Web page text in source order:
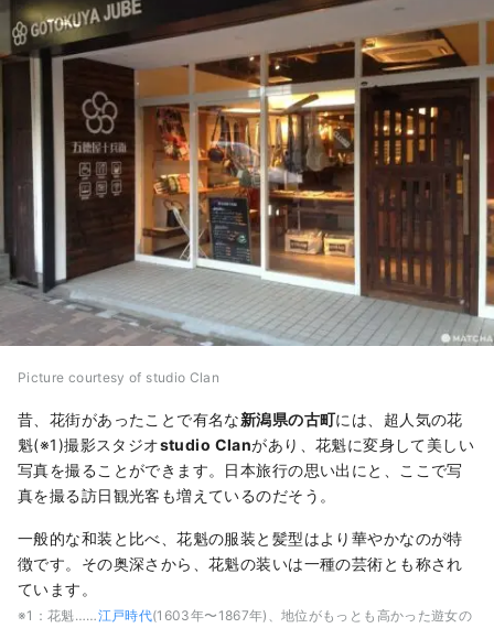
Picture courtesy of studio Clan
昔、花街があったことで有名な新潟県の古町には、超人気の花
魁(※1)撮影スタジオstudio Clanがあり、花魁に変身して美しい
写真を撮ることができます。日本旅行の思い出にと、ここで写
真を撮る訪日観光客も増えているのだそう。
一般的な和装と比べ、花魁の服装と髪型はより華やかなのが特
徴です。その奥深さから、花魁の装いは一種の芸術とも称され
ています。
※1：花魁……江戸時代(1603年〜1867年)、地位がもっとも高かった遊女の